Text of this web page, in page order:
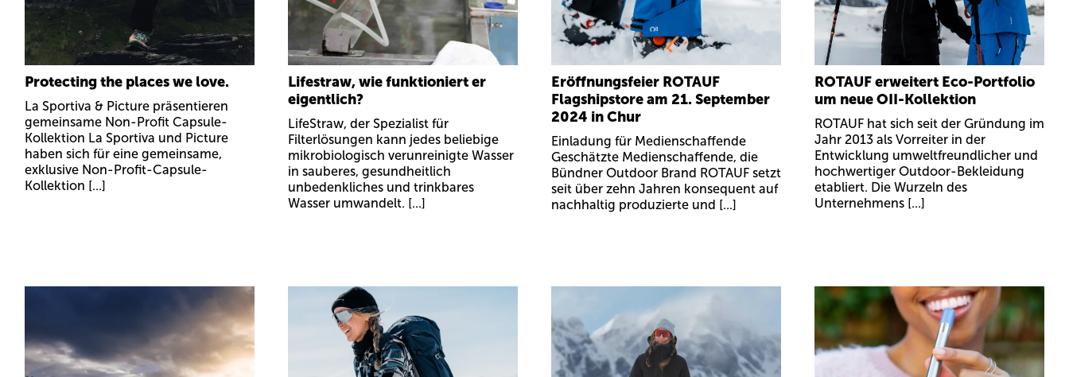
Protecting the places we love.
La Sportiva & Picture präsentieren
gemeinsame Non-Profit Capsule-
Kollektion La Sportiva und Picture
haben sich für eine gemeinsame,
exklusive Non-Profit-Capsule-
Kollektion [...]
Lifestraw, wie funktioniert er
eigentlich?
LifeStraw, der Spezialist für
Filterlösungen kann jedes beliebige
mikrobiologisch verunreinigte Wasser
in sauberes, gesundheitlich
unbedenkliches und trinkbares
Wasser umwandelt. [...]
Eröffnungsfeier ROTAUF
Flagshipstore am 21. September
2024 in Chur
Einladung für Medienschaffende
Geschätzte Medienschaffende, die
Bündner Outdoor Brand ROTAUF setzt
seit über zehn Jahren konsequent auf
nachhaltig produzierte und [...]
ROTAUF erweitert Eco-Portfolio
um neue OII-Kollektion
ROTAUF hat sich seit der Gründung im
Jahr 2013 als Vorreiter in der
Entwicklung umweltfreundlicher und
hochwertiger Outdoor-Bekleidung
etabliert. Die Wurzeln des
Unternehmens [...]